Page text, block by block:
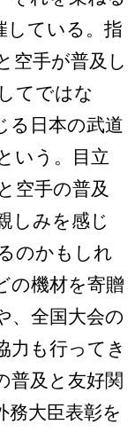
している。指
空手が普及し
てではな
る日本の武道
いう。目立
空手の普及
しみを感じ
のかもしれ
の機材を寄贈
、全国大会の
力も行ってき
普及と友好関
務大臣表彰を